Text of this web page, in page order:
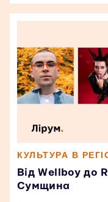
КУЛЬТУРА В
Від Wellboy до
Сумщина